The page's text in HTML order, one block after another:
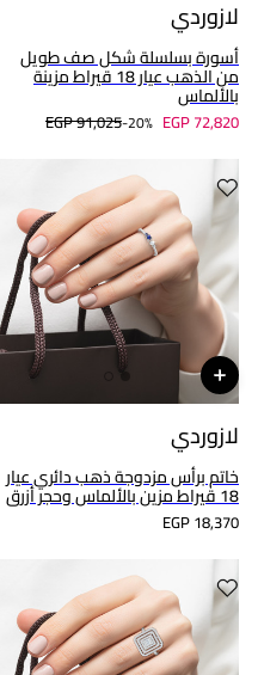
لازوردي
أسورة بسلسلة شكل صف طويل
من الذهب عيار 18 قيراط مزينة
بالألماس
EGP 91,025 20%- EGP 72,820
لازوردي
خاتم برأس مزدوجة ذهب دائري عيار
18 قيراط مزين بالألماس وحجر أزرق
EGP 18,370